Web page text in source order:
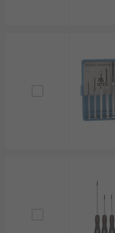
disponibles auprès de